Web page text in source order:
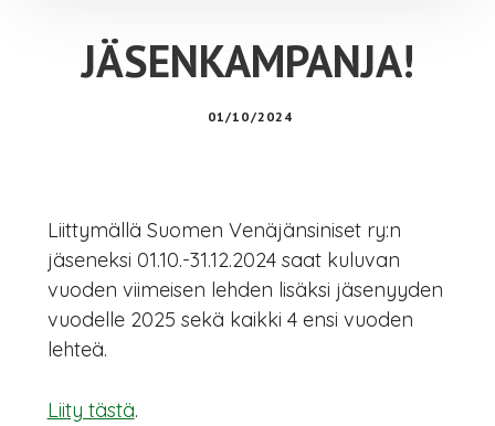
JÄSENKAMPANJA!
01/10/2024
Liittymällä Suomen Venäjänsiniset ry:n
jäseneksi 01.10.-31.12.2024 saat kuluvan
vuoden viimeisen lehden lisäksi jäsenyyden
vuodelle 2025 sekä kaikki 4 ensi vuoden
lehteä.
Liity tästä.